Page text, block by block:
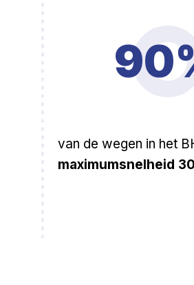
van de wegen in het
maximumsnelheid